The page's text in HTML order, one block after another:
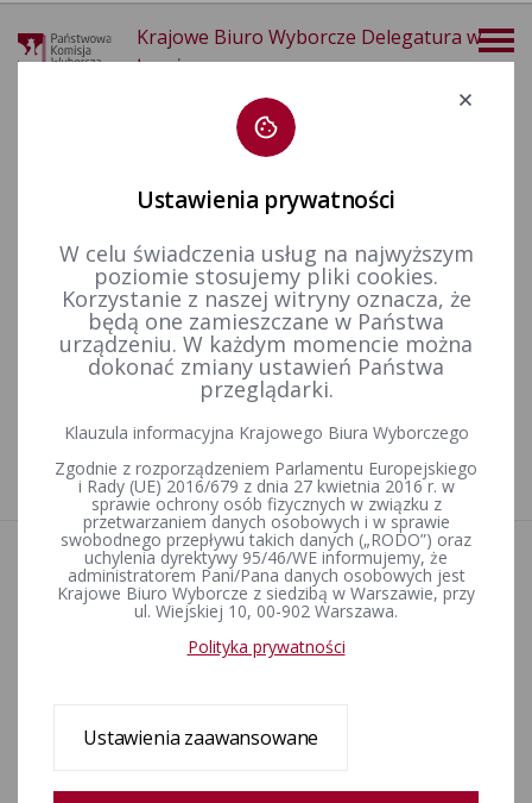
Krajowe Biuro Wyborcze Delegatura w
Łomży
22-02-2026
KALENDARIUM 15-03-2026
Wybory uzupełniające do Rady Gminy Kobylin - Borzymy w
okręgu wyborczym Nr 14 zarządzone na dzień 15 marca 2026
Aktualności
Wydarzenia
Informacje
Wyjaśnienia, stanowiska, komunikaty
Urzędnicy wyborczy
Konkurs „Wybieram Wybory”
Ustawienia prywatności
W celu świadczenia usług na najwyższym
poziomie stosujemy pliki cookies.
Korzystanie z naszej witryny oznacza, że
będą one zamieszczane w Państwa
urządzeniu. W każdym momencie można
dokonać zmiany ustawień Państwa
przeglądarki.
Klauzula informacyjna Krajowego Biura Wyborczego
Zgodnie z rozporządzeniem Parlamentu Europejskiego
i Rady (UE) 2016/679 z dnia 27 kwietnia 2016 r. w
sprawie ochrony osób fizycznych w związku z
przetwarzaniem danych osobowych i w sprawie
swobodnego przepływu takich danych („RODO”) oraz
uchylenia dyrektywy 95/46/WE informujemy, że
administratorem Pani/Pana danych osobowych jest
Krajowe Biuro Wyborcze z siedzibą w Warszawie, przy
ul. Wiejskiej 10, 00-902 Warszawa.
Polityka prywatności
Ustawienia zaawansowane